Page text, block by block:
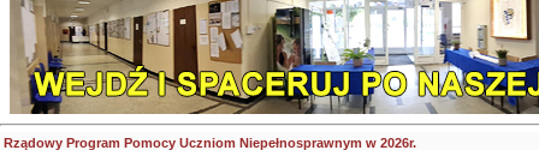
Rządowy Program Pomocy Uczniom Niepełnosprawnym w 2026r.